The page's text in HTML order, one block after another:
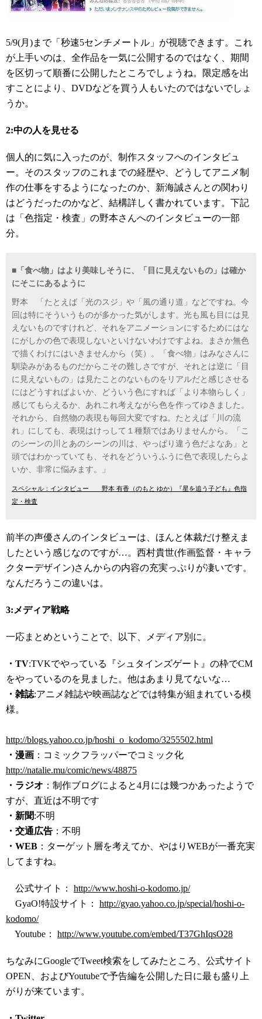
5/9(月)まで「秒速5センチメートル」が視聴できます。これ
が上手いのは、全作品を一気に公開するのではなく、期間
を区切って順番に公開したところでしょうね。限定感を出
すことにより、DVDなどを買う人もいたのではないでしょ
うか。
2:中の人を見せる
個人的に気に入ったのが、制作スタッフへのインタビュ
ー。そのスタッフのこれまでの経歴や、どうしてアニメ制
作の仕事をするようになったのか、新海誠さんとの関わり
はどうだったのかなど、結構詳しく書かれています。下記
は「色指定・検査」の野本さんへのインタビューの一部
分。
■「食べ物」はより美味しそうに、「目に見えないもの」は確か
にそこにあるように
野本 「たとえば「光のスジ」や「風の通り道」などですね。今
回は特にそういうものが多かった気がします。光も風も目には見
えないものですけれど、それをアニメーションにするためにはな
にがしかの色で表現しないといけないわけですよね。まさか無色
で描くわけにはいきませんから（笑）。「食べ物」はみなさんに
馴染みがあるものだからこその難しさですが、それとは逆に「目
に見えないもの」は見たことのないものをリアルだと感じさせる
にはどうすればよいか、どういう色にすれば「より本物らしく」
感じてもらえるか、あれこれ考えながら色を作ってゆきました。
それから、自然物の表現も毎回大変ですね。たとえば「川の流
れ」にしても、表現はけっして１種類ではありませんから。「こ
のシーンの川とあのシーンの川は、やっぱり違う色だよなあ」と
頭ではわかっていても、それをどういうふうに色で表現したらよ
いか、非常に悩みます。」
スペシャル：インタビュー 野本 有香（のもと ゆか）『星を追う子ども』色指
定・検査
前半の声優さんのインタビューは、ほんと体裁だけ整えま
したという感じなのですが…。西村貴世(作画監督・キャラ
クターデザイン)さんからの内容の充実っぷりが凄いです。
なんだろうこの違いは。
3:メディア戦略
一応まとめということで、以下、メディア別に。
・TV:TVKでやっている『シュタインズゲート』の枠でCM
をやっているのを見ました。他はあまり見てないな…
・雑誌:アニメ雑誌や映画誌などでは特集が組まれている模
様。
http://blogs.yahoo.co.jp/hoshi_o_kodomo/3255502.html
・漫画 ：コミックフラッパーでコミック化
http://natalie.mu/comic/news/48875
・ラジオ ：制作ブログによると4月には幾つかあったようで
すが、直近は不明です
・新聞:不明
・交通広告 ：不明
・WEB ：ターゲット層を考えてか、やはりWEBが一番充実
してますね。
公式サイト： http://www.hoshi-o-kodomo.jp/
GyaO!特設サイト： http://gyao.yahoo.co.jp/special/hoshi-o-
kodomo/
Youtube： http://www.youtube.com/embed/T37GhIqsO28
ちなみにGoogleでTweet検索をしてみたところ、公式サイト
OPEN、およびYoutubeで予告編を公開した日に最も盛り上
がりが来ています。